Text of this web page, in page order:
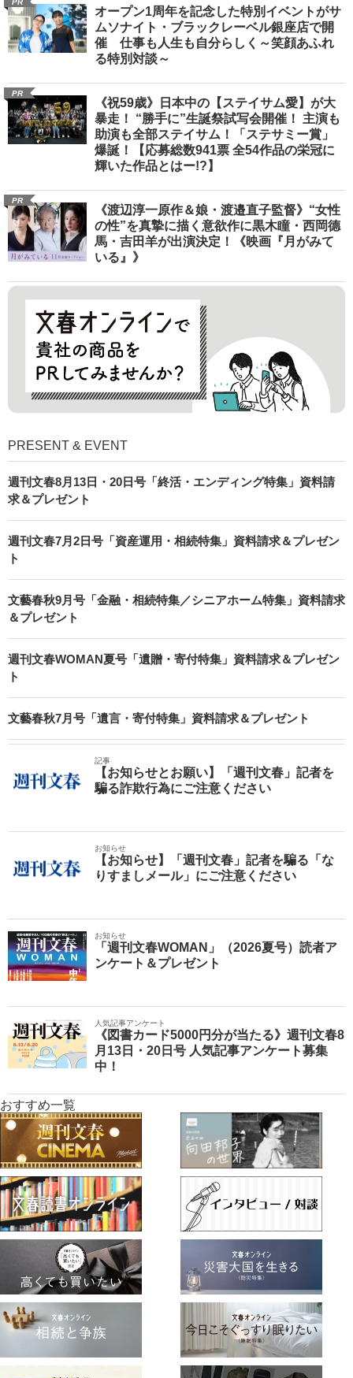
PR
オープン1周年を記念した特別イベントがサ
ムソナイト・ブラックレーベル銀座店で開
催 仕事も人生も自分らしく～笑顔あふれ
る特別対談～
PR
《祝59歳》日本中の【ステイサム愛】が大
暴走！ “勝手に”生誕祭試写会開催！ 主演も
助演も全部ステイサム！「ステサミー賞」
爆誕！【応募総数941票 全54作品の栄冠に
輝いた作品とはー!?】
PR
《渡辺淳一原作＆娘・渡邉直子監督》“女性
の性”を真摯に描く意欲作に黒木瞳・西岡德
馬・吉田羊が出演決定！《映画『月がみて
いる』》
PRESENT & EVENT
週刊文春8月13日・20日号「終活・エンディング特集」資料請
求＆プレゼント
週刊文春7月2日号「資産運用・相続特集」資料請求＆プレゼン
ト
文藝春秋9月号「金融・相続特集／シニアホーム特集」資料請求
＆プレゼント
週刊文春WOMAN夏号「遺贈・寄付特集」資料請求＆プレゼン
ト
文藝春秋7月号「遺言・寄付特集」資料請求＆プレゼント
記事
【お知らせとお願い】「週刊文春」記者を
騙る詐欺行為にご注意ください
お知らせ
【お知らせ】「週刊文春」記者を騙る「な
りすましメール」にご注意ください
お知らせ
「週刊文春WOMAN」（2026夏号）読者ア
ンケート＆プレゼント
人気記事アンケート
《図書カード5000円分が当たる》週刊文春8
月13日・20日号 人気記事アンケート募集
中！
おすすめ一覧